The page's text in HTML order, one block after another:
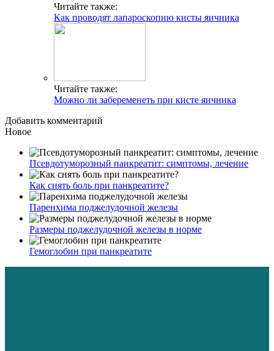
Читайте также:
Как проводят лапароскопию кисты яичника
Читайте также:
Можно ли забеременеть при кисте яичника
Добавить комментарий
Новое
Псевдотуморозный панкреатит: симптомы, лечение
Как снять боль при панкреатите?
Паренхима поджелудочной железы
Размеры поджелудочной железы в норме
Гемоглобин при панкреатите